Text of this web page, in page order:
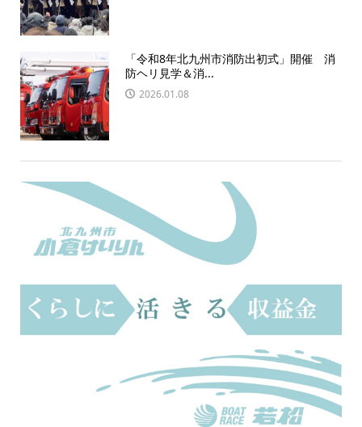
「令和8年北九州市消防出初式」開催 消
防ヘリ見学＆消...
2026.01.08